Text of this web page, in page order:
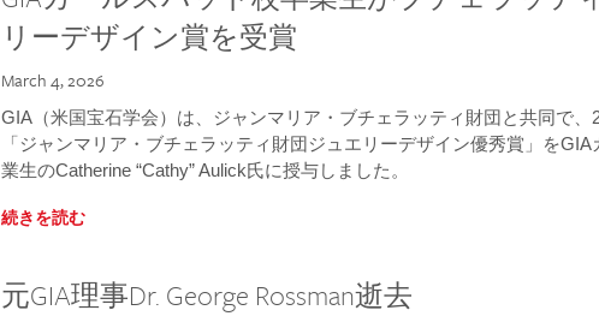
リーデザイン賞を受賞
March 4, 2026
GIA（米国宝石学会）は、ジャンマリア・ブチェラッティ財団と共同で、
「ジャンマリア・ブチェラッティ財団ジュエリーデザイン優秀賞」を
業生のCatherine “Cathy” Aulick氏に授与しました。
続きを読む
元GIA理事Dr. George Rossman逝去